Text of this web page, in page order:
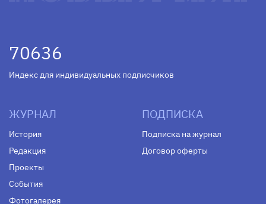
70636
Индекс для индивидуальных подписчиков
ЖУРНАЛ
История
Редакция
Проекты
События
Фотогалерея
ПОДПИСКА
Подписка на журнал
Договор оферты